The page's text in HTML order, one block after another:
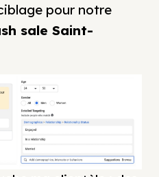
pour notre
sale Saint-